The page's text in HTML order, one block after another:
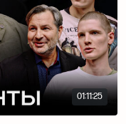
01:11:25